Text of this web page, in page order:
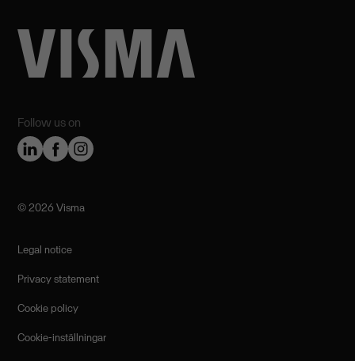
Follow us on
©️ 2026 Visma
Legal notice
Privacy statement
Cookie policy
Cookie-inställningar